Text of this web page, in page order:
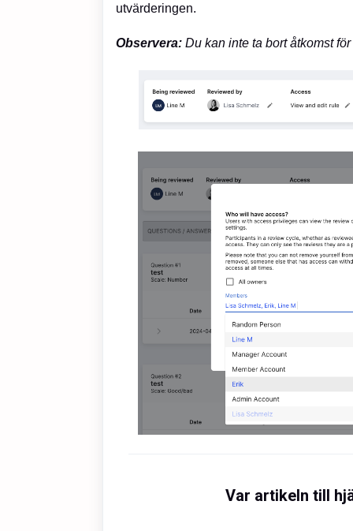
utvärderingen.
Observera: Du kan inte ta bort åtkomst
Var artikeln till